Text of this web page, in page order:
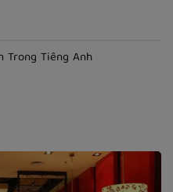
Trong Tiếng Anh